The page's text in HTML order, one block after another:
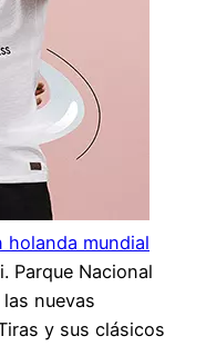
holanda mundial
Parque Nacional
nuevas
y sus clásicos